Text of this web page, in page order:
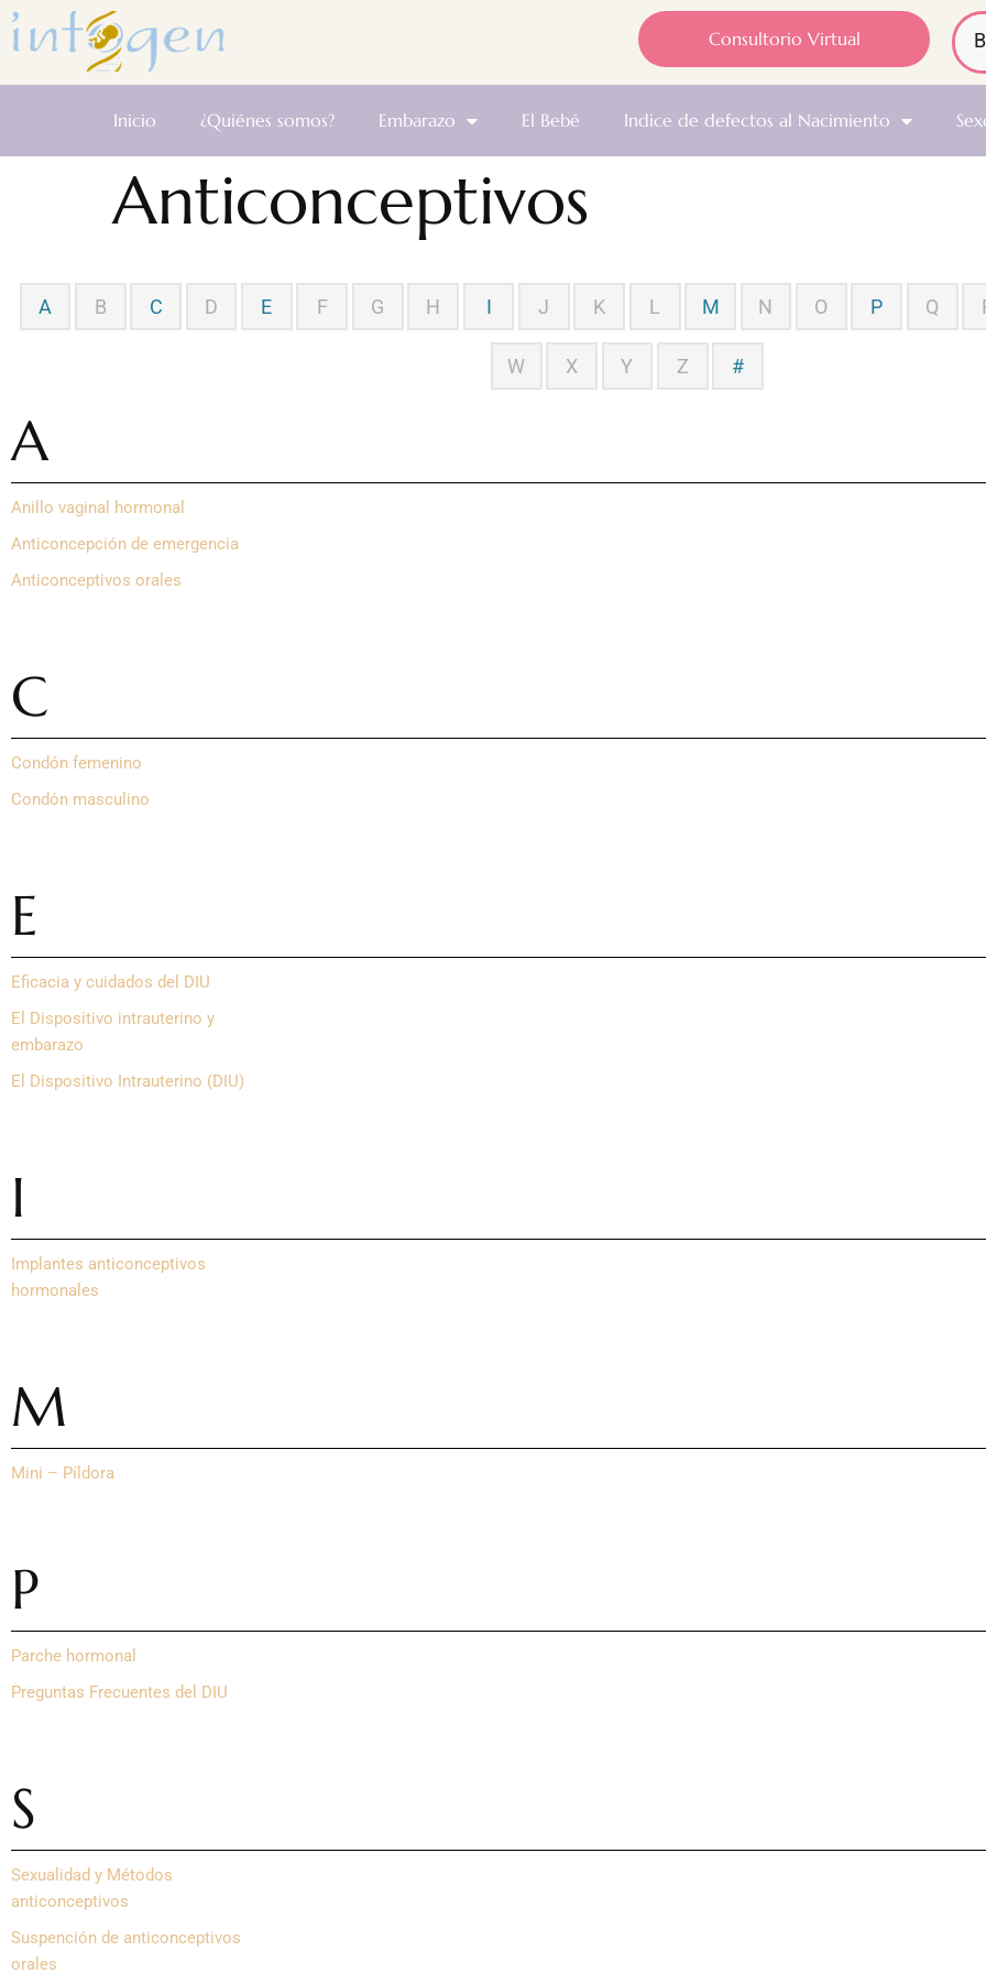
Consultorio Virtual
Inicio ¿Quiénes somos? Embarazo El Bebé Indice de defectos al Nacimiento
Anticonceptivos
A B C D E F G H I J K L M N O P Q
W X Y Z #
A
Anillo vaginal hormonal
Anticoncepción de emergencia
Anticonceptivos orales
C
Condón femenino
Condón masculino
E
Eficacia y cuidados del DIU
El Dispositivo intrauterino y
embarazo
El Dispositivo Intrauterino (DIU)
I
Implantes anticonceptivos
hormonales
M
Mini – Píldora
P
Parche hormonal
Preguntas Frecuentes del DIU
S
Sexualidad y Métodos
anticonceptivos
Suspención de anticonceptivos
orales